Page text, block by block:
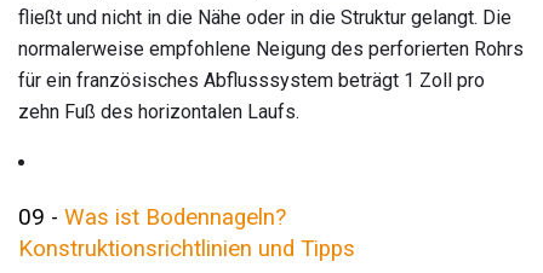
fließt und nicht in die Nähe oder in die Struktur gelangt. Die
normalerweise empfohlene Neigung des perforierten Rohrs
für ein französisches Abflusssystem beträgt 1 Zoll pro
zehn Fuß des horizontalen Laufs.
09 - Was ist Bodennageln?
Konstruktionsrichtlinien und Tipps